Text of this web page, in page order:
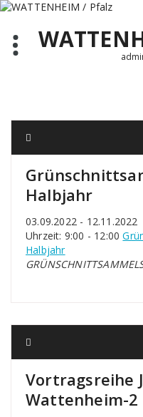
Zum
springen
Halbjahr
03.09.2022 - 12.11.2022
Uhrzeit: 9:00 - 12:00
Halbjahr
Vortragsreihe
Wattenheim-2